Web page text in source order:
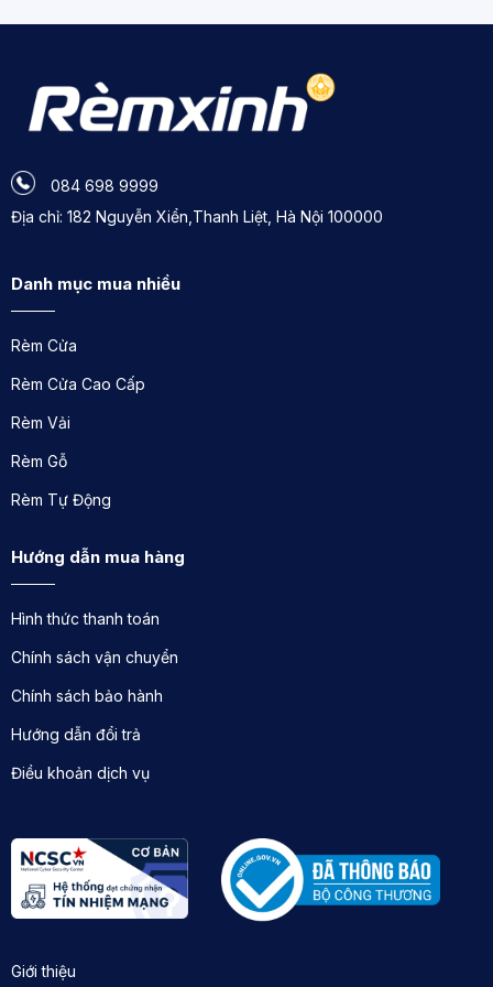
Cập nhật xu hướng
nhất tại Rèm Xinh
Rèm cầu vồng tự động của Rèm Xinh - Chất lượng
châu Âu:Đảm bảo độ bền bỉ, hoạt động êm ái và
tuổi thọ cao.
Chất liệu cao cấp:
hãng, chống nắng, cản nhiệt hiệu quả, dễ dàng vệ
thất, từ hiện đại đến cổ điển, vintage.
Giá cả cạnh tranh:
Dịch vụ chuyên nghiệp:Tư vấn miễn phí, thi công
lắp đặt nhanh chóng, bảo hành dài hạn.
Hãy nâng tầm đẳng cấp cho phòng khách của bạn
084 698 9999
Địa chỉ: 182 Nguyễn Xiển,Thanh Liệt, Hà Nội 100000
Danh mục mua nhiều
Rèm Cửa
Rèm Cửa Cao Cấp
Rèm Vải
Rèm Gỗ
Rèm Tự Động
Hướng dẫn mua hàng
Hình thức thanh toán
Chính sách vận chuyển
Chính sách bảo hành
Hướng dẫn đổi trả
Điều khoản dịch vụ
Giới thiệu